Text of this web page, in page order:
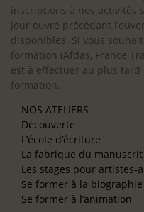
inscriptions à nos activités
jour ouvré précédant
disponibles. Si vous
formation (Afdas, France
est à effectuer au plus
formation.
NOS ATELIERS
Découverte
L’école d’écriture
La fabrique du manuscrit
Les stages pour artistes-
Se former à la biographie
Se former à l’animation